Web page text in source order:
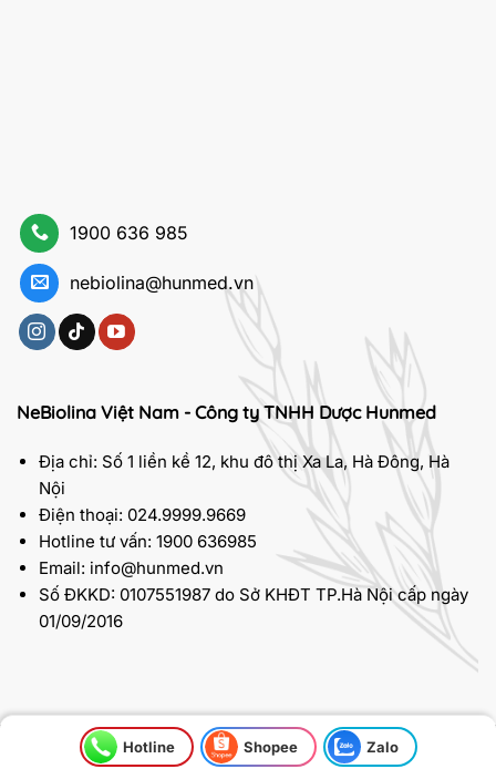
1900 636 985
nebiolina@hunmed.vn
NeBiolina Việt Nam - Công ty TNHH Dược Hunmed
Địa chỉ: Số 1 liền kề 12, khu đô thị Xa La, Hà Đông, Hà
Nội
Điện thoại: 024.9999.9669
Hotline tư vấn: 1900 636985
Email: info@hunmed.vn
Số ĐKKD: 0107551987 do Sở KHĐT TP.Hà Nội cấp ngày
01/09/2016
2026 © Bản quyền thuộc về NeBiolina
Hotline Shopee Zalo